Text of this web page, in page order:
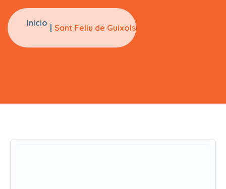
Inicio Sant Feliu de Guixols